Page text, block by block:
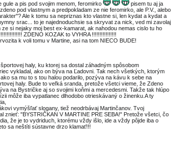
gule a pis pod svojim menom, feromirko
pisem tu aj ja
pod vlastnym a predpokladam ze nie feromirko, ale P.V., alebo
Ale k tomu sa nepriznas kto vlastne si, len kydat a kydat a
srac... to je najednoduchsie sa skryvat za nick, ved mi zavolaj
ze si nejaky moj best ex-kamarat, ak nahodou nemas cislo tu ho
ZDENO KOZAK to VYHRA !!!!!!!!!!!!!!!!
k voli tomu v Martine, asi na tom NIECO BUDE!
haly, ku ktorej sa dostal záhadným spôsobom
vykladal, ako on býva na Ľadovni. Tak nech všetkých, ktorým
sa mu to s tou halou podarilo, pozýva na kávu k sebe na
haly. Bude to veľká sranda, pretože všetci vieme, že Zdeno
na Bystričke aj so svojimi koňmi a mercedesmi. Takže tak hlúpo
môže iba vypatlanec dlhodobo otrieskávaný o žinenku.A ty
vymýšľať slogany, tiež neodrbávaj Martinčanov. Tvoj
znieť: "BYSTRIČKAN V MARTINE PRE SEBA!" Pretože všetci, čo
že je to vydriduch, ktorému vždy išlo, ide a vždy pôjde iba o
sa neštíti sústavne drzo klamať!!!